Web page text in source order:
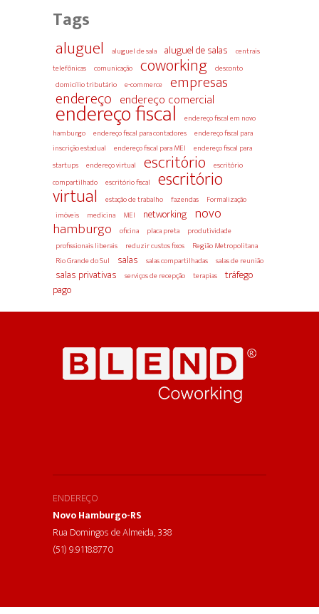
Tags
aluguel aluguel de sala aluguel de salas
centrais
telefônicas
comunicação coworking
desconto
domicílio tributário
e-commerce empresas
endereço endereço comercial
endereço fiscal
endereço fiscal em novo
hamburgo
endereço fiscal para contadores
endereço fiscal para
inscrição estadual
endereço fiscal para MEI
endereço fiscal para
startups
endereço virtual escritório
escritório
compartilhado
escritório fiscal escritório
virtual estação de trabalho fazendas
Formalização
imóveis
medicina MEI networking novo
hamburgo oficina placa preta
produtividade
profissionais liberais
reduzir custos fixos
Região Metropolitana
Rio Grande do Sul
salas salas compartilhadas salas de reunião
salas privativas serviços de recepção terapias
tráfego
pago
ENDEREÇO
Novo Hamburgo-RS
Rua Domingos de Almeida, 338
(51) 9.9118.8770